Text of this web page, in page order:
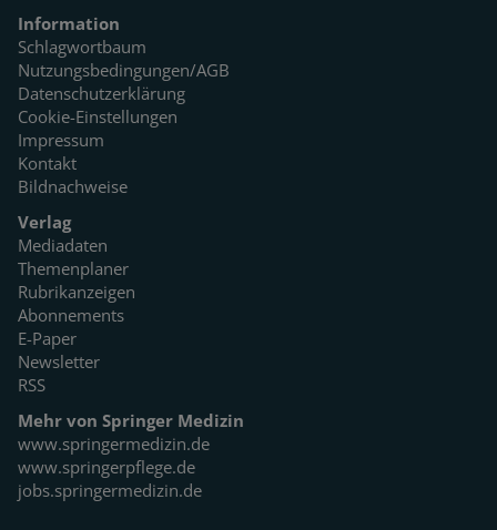
Information
Schlagwortbaum
Nutzungsbedingungen/AGB
Datenschutzerklärung
Cookie-Einstellungen
Impressum
Kontakt
Bildnachweise
Verlag
Mediadaten
Themenplaner
Rubrikanzeigen
Abonnements
E-Paper
Newsletter
RSS
Mehr von Springer Medizin
www.springermedizin.de
www.springerpflege.de
jobs.springermedizin.de